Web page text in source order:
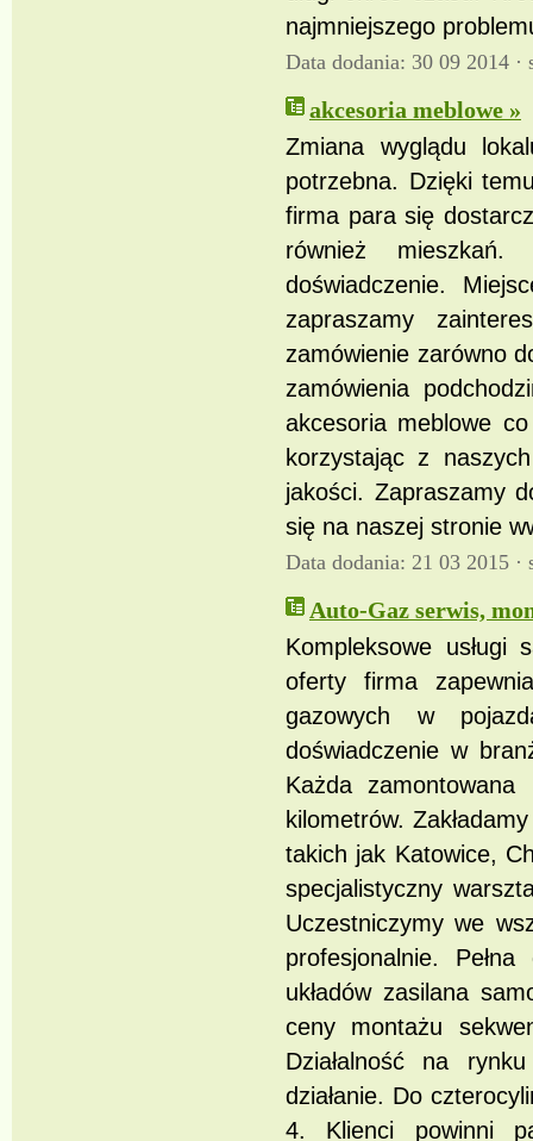
najmniejszego
Data dodania: 30 09 2014 ·
akcesoria meblowe »
Zmiana wyglądu
potrzebna. Dzięki
firma para się
również
doświadczenie.
zapraszamy
zamówienie zarówno
zamówienia
akcesoria meblowe
korzystając z
jakości. Zapraszamy
się na naszej stronie
Data dodania: 21 03 2015 ·
Auto-Gaz serwis,
Kompleksowe usługi
oferty firma
gazowych w
doświadczenie w
Każda
kilometrów.
takich jak Katowice,
specjalistyczny
Uczestniczymy we
profesjonalnie.
układów zasilana
ceny montażu
Działalność na
działanie. Do
4. Klienci powinni